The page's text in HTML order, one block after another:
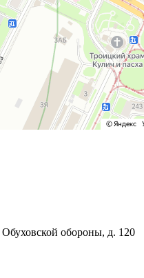
Обуховской обороны, д. 120